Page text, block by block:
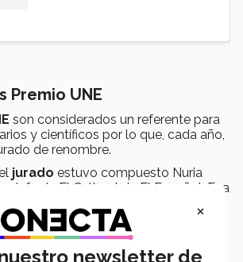
Premio UNE
son considerados un referente para
y científicos por lo que, cada año,
de renombre.
jurado estuvo compuesto Nuria
jefa de El Cultural de El Español; Eva
en The Conversation; Laura
cultural,
directora de la Feria del Libro de
director general de CEDRO; y
×
newsletter de